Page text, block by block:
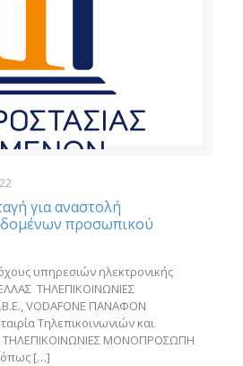
για αναστολή
προσωπικού
υπηρεσιών ηλεκτρονικής
ΤΗΛΕΠΙΚΟΙΝΩΝΙΕΣ
VODAFONE ΠΑΝΑΦΟΝ
Τηλεπικοινωνιών και
ΤΗΛΕΠΙΚΟΙΝΩΝΙΕΣ ΜΟΝΟΠΡΟΣΩΠΗ
[…]